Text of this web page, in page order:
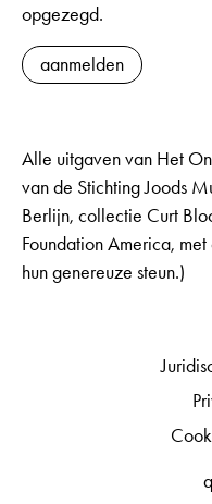
opgezegd.
aanmelden
Alle uitgaven van Het
van de Stichting Joods
Berlijn, collectie Curt
Foundation America,
hun genereuze steun.)